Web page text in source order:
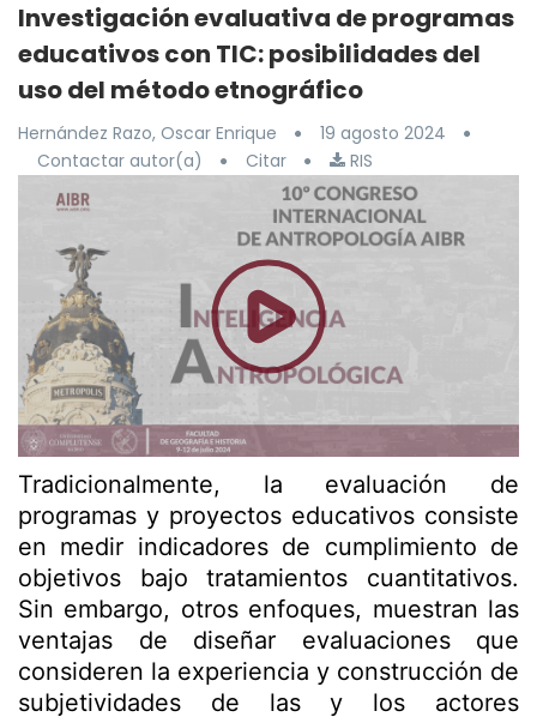
Investigación evaluativa de programas
educativos con TIC: posibilidades del
uso del método etnográfico
Hernández Razo, Oscar Enrique
19 agosto 2024
Contactar autor(a)
Citar RIS
Tradicionalmente, la evaluación de
programas y proyectos educativos consiste
en medir indicadores de cumplimiento de
objetivos bajo tratamientos cuantitativos.
Sin embargo, otros enfoques, muestran las
ventajas de diseñar evaluaciones que
consideren la experiencia y construcción de
subjetividades de las y los actores